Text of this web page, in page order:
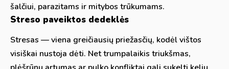
šalčiui, parazitams ir mitybos trūkumams.
Streso paveiktos dedeklės
Stresas — viena greičiausių priežasčių, kodėl vištos
visiškai nustoja dėti. Net trumpalaikis triukšmas,